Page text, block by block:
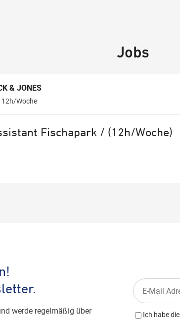
Jobs
& JONES
12h/Woche
Fischapark / (12h/Woche)